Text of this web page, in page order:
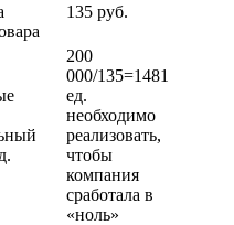
135 руб.
200
000/135=1481
ед.
необходимо
реализовать,
чтобы
компания
сработала в
«ноль»